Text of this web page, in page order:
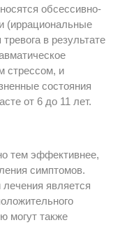
обсессивно-
(иррациональные
в результате
стрессом, и
состояния
от 6 до 11 лет.
тем эффективнее,
симптомов.
является
могут также